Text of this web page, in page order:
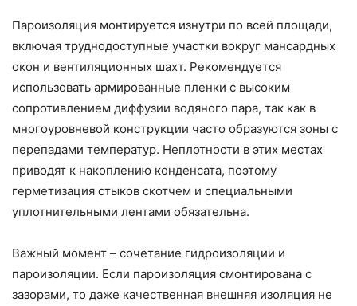
Пароизоляция монтируется изнутри по всей площади,
включая труднодоступные участки вокруг мансардных
окон и вентиляционных шахт. Рекомендуется
использовать армированные пленки с высоким
сопротивлением диффузии водяного пара, так как в
многоуровневой конструкции часто образуются зоны с
перепадами температур. Неплотности в этих местах
приводят к накоплению конденсата, поэтому
герметизация стыков скотчем и специальными
уплотнительными лентами обязательна.
Важный момент – сочетание гидроизоляции и
пароизоляции. Если пароизоляция смонтирована с
зазорами, то даже качественная внешняя изоляция не